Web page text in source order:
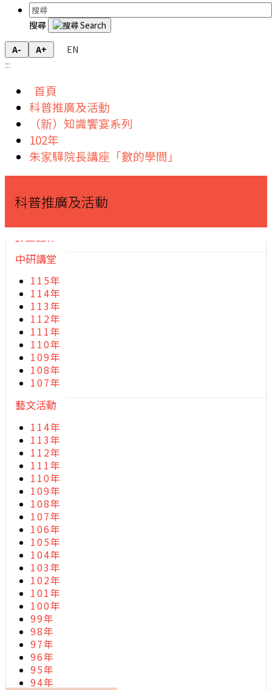
搜尋
A- A+
EN
:::
首頁
科普推廣及活動
（新）知識饗宴系列
102年
朱家驊院長講座「數的學問」
科普推廣及活動
院區開放
中研講堂
115年
114年
113年
112年
111年
110年
109年
108年
107年
藝文活動
114年
113年
112年
111年
110年
109年
108年
107年
106年
105年
104年
103年
102年
101年
100年
99年
98年
97年
96年
95年
94年